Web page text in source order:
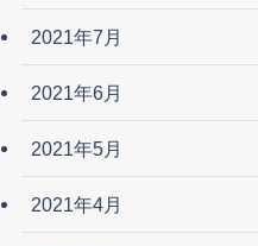
2021年7月
2021年6月
2021年5月
2021年4月